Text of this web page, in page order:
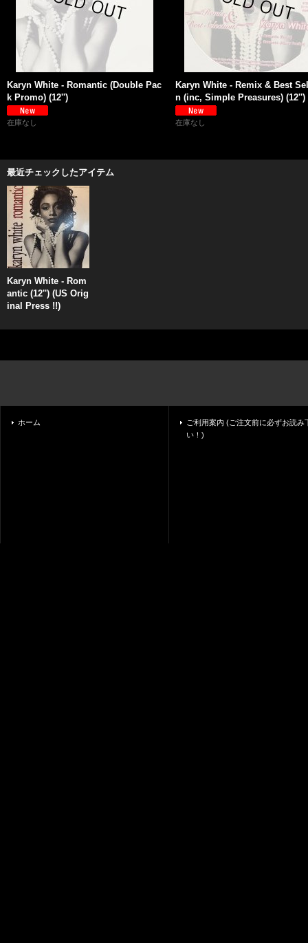
Karyn White - Romantic (Double Pac
k Promo) (12'')
在庫なし
Karyn White - Remix & Best
n (inc, Simple Preasures) (12'')
在庫なし
最近チェックしたアイテム
Karyn White - Rom
antic (12'') (US Orig
inal Press !!)
ホーム
ご利用案内 (ご注文前に必ずお読み
い！)